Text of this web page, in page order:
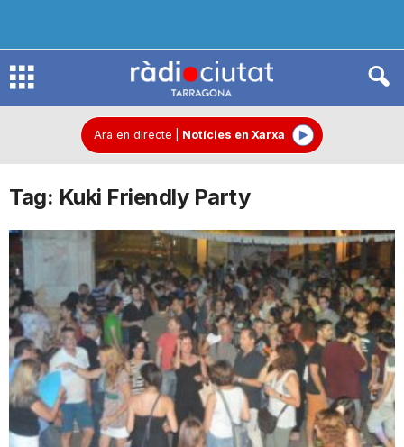
R
d
o
C
Ara en directe Notícies en Xarxa
Tag: Kuki Friendly Party